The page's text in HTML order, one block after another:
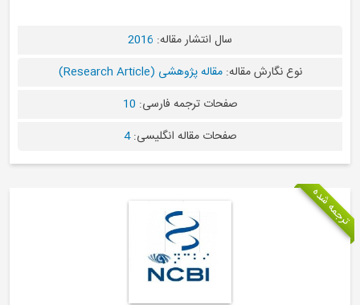
سال انتشار مقاله:2016
نوع نگارش مقاله:مقاله پژوهشی (Research Article)
صفحات ترجمه فارسی:10
صفحات مقاله انگلیسی:4